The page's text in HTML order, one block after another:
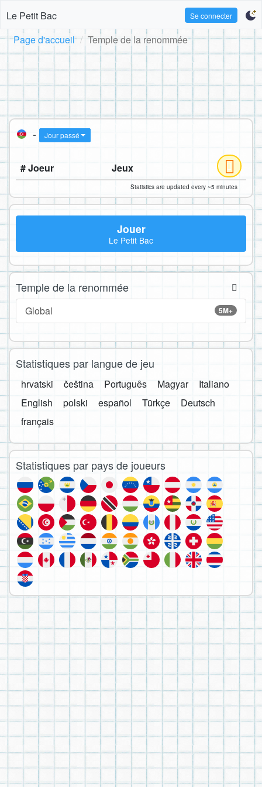
Le Petit Bac Se connecter
Page d'accueil Temple de la renommée
- Jour passé
# Joeur Jeux
Statistics are updated every ~5 minutes
Jouer
Le Petit Bac
Temple de la renommée
5M+
Global
Statistiques par langue de jeu
hrvatski čeština Português Magyar
Italiano
English
polski español Türkçe
Deutsch
français
Statistiques par pays de joueurs